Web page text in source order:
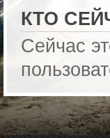
КТО
Сейчас